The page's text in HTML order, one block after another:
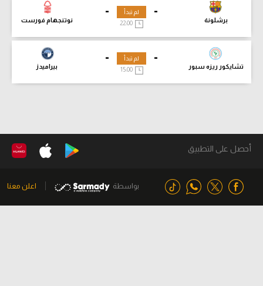
-
برشلونة
-
نوتنجهام فورست
لم تبدأ
-
تشايكور ريزه سبور
-
بيراميدز
لم تبدأ
15:00
أحصل على التطبيق
بواسطة اعلن معنا